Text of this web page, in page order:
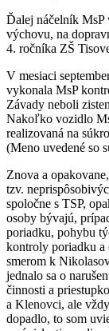
Ďalej náčelník MsP
výchovu, na
4. ročníka ZŠ
V mesiaci
vykonala MsP
Závady neboli
Nakoľko vozidlo
realizovaná na
(Meno uvedené so
Znova a
tzv.
spoločne s TSP,
osoby bývajú,
poriadku, pohybu
kontroly poriadku a
smerom k
jednalo sa o
činnosti a
a Klenovci, ale
dopadlo, to som